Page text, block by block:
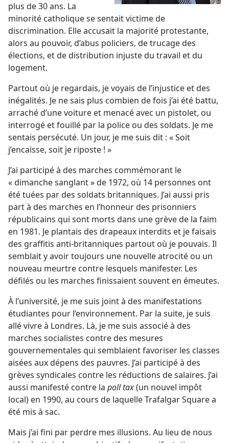
plus de 30 ans. La
minorité catholique se sentait victime de
discrimination. Elle accusait la majorité protestante,
alors au pouvoir, d’abus policiers, de trucage des
élections, et de distribution injuste du travail et du
logement.
Partout où je regardais, je voyais de l’injustice et des
inégalités. Je ne sais plus combien de fois j’ai été battu,
arraché d’une voiture et menacé avec un pistolet, ou
interrogé et fouillé par la police ou des soldats. Je me
sentais persécuté. Un jour, je me suis dit : « Soit
j’encaisse, soit je riposte ! »
J’ai participé à des marches commémorant le
« dimanche sanglant » de 1972, où 14 personnes ont
été tuées par des soldats britanniques. J’ai aussi pris
part à des marches en l’honneur des prisonniers
républicains qui sont morts dans une grève de la faim
en 1981. Je plantais des drapeaux interdits et je faisais
des graffitis anti-britanniques partout où je pouvais. Il
semblait y avoir toujours une nouvelle atrocité ou un
nouveau meurtre contre lesquels manifester. Les
défilés ou les marches finissaient souvent en émeutes.
À l’université, je me suis joint à des manifestations
étudiantes pour l’environnement. Par la suite, je suis
allé vivre à Londres. Là, je me suis associé à des
marches socialistes contre des mesures
gouvernementales qui semblaient favoriser les classes
aisées aux dépens des pauvres. J’ai participé à des
grèves syndicales contre les réductions de salaires. J’ai
aussi manifesté contre la poll tax(un nouvel impôt
local) en 1990, au cours de laquelle Trafalgar Square a
été mis à sac.
Mais j’ai fini par perdre mes illusions. Au lieu de nous